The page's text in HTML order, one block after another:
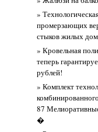
»
промерзающих
стыков жилых
» Кровельная
теперь
рублей!
» Комплект
87
�